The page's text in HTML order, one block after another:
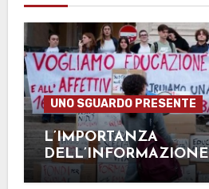
UNO SGUARDO PRESENTE
L’IMPORTANZA
DELL’INFORMAZIONE